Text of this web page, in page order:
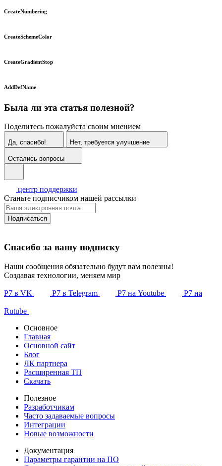
CreateNumbering
CreateSchemeColor
CreateGradientStop
AddDefName
Была ли эта статья полезной?
Поделитесь пожалуйста своим мнением
Да, спасибо! Нет, требуется улучшение
Остались вопросы
центр поддержки
Станьте подписчиком нашей рассылки
Подписаться
Спасибо за вашу подписку
Наши сообщения обязательно будут вам полезны!
Создавая технологии, меняем мир
Р7 в VK Р7 в Telegram Р7 на Youtube Р7 на
Rutube
Основное
Главная
Основной сайт
Блог
ЛК партнера
Расширенная ТП
Скачать
Полезное
Разработчикам
Часто задаваемые вопросы
Интеграции
Новые возможности
Документация
Параметры гарантии на ПО